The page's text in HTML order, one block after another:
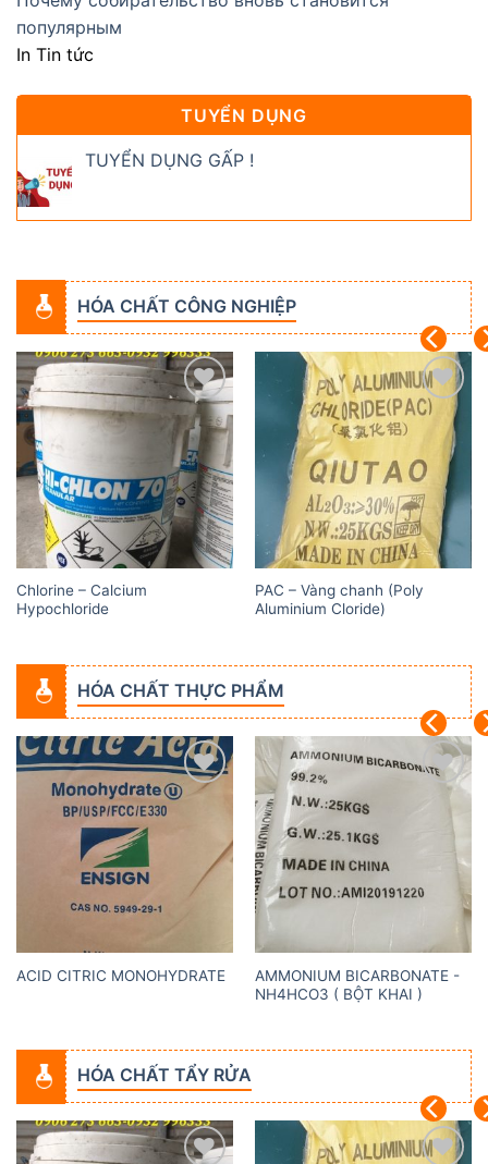
популярным
In Tin tức
TUYỂN DỤNG
TUYỂN DỤNG GẤP !
HÓA CHẤT CÔNG NGHIỆP
Add to
wishlist
Chlorine – Calcium
Hypochloride
Add to
wishlist
PAC – Vàng chanh (Poly
Aluminium Cloride)
HÓA CHẤT THỰC PHẨM
Add to
ACID CITRIC MONOHYDRATE
Add to
AMMONIUM BICARBONATE -
NH4HCO3 ( BỘT KHAI )
HÓA CHẤT TẨY RỬA